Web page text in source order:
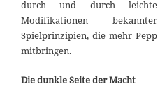
durch und durch leichte
Modifikationen bekannter
Spielprinzipien, die mehr Pepp
mitbringen.
Die dunkle Seite der Macht